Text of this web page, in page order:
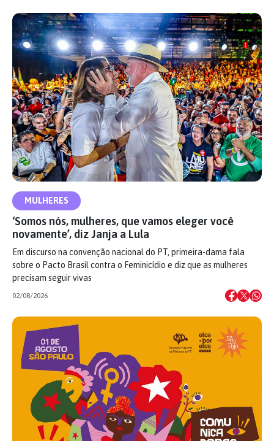
MULHERES
‘Somos nós, mulheres, que vamos eleger você
novamente’, diz Janja a Lula
Em discurso na convenção nacional do PT, primeira-dama fala
sobre o Pacto Brasil contra o Feminicídio e diz que as mulheres
precisam seguir vivas
02/08/2026